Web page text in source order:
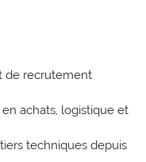
de recrutement
achats, logistique et
techniques depuis